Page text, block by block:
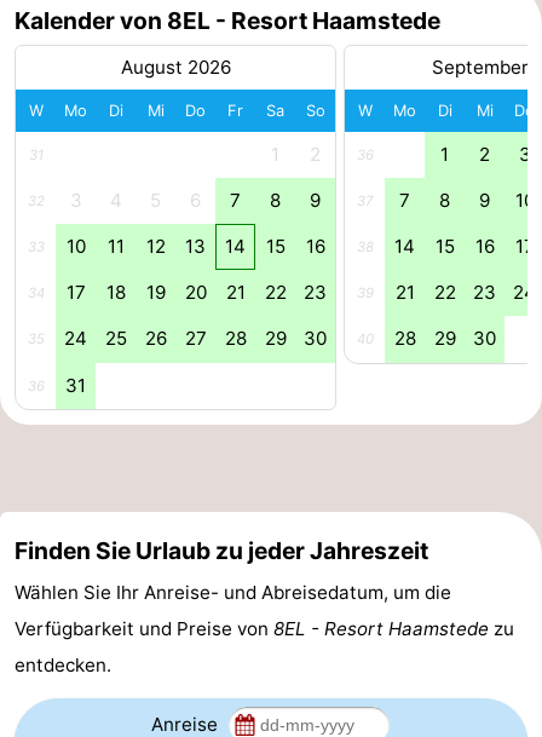
Schwimmbader
-
Radfahren
-
Wandern
Reiten
Golfplatze
Sportangeln
Tauchen
Seehunden
trinken
Praktisch
Forum
Route
Kalender von 8EL - Resort Haamstede
August 2026
W Mo Di Mi Do Fr Sa So
31 1 2
32 3 4 5 6 7 8 9
33 10 11 12 13 14 15 16
34 17 18 19 20 21 22 23
35 24 25 26 27 28 29 30
36 31
September
W Mo Di Mi Do
36 1 2 3
37 7 8 9 10
38 14 15 16 17
39 21 22 23 24
40 28 29 30
Finden Sie Urlaub zu jeder Jahreszeit
Wählen Sie Ihr Anreise- und Abreisedatum, um die
Verfügbarkeit und Preise von 8EL - Resort Haamstede zu
entdecken.
Anreise